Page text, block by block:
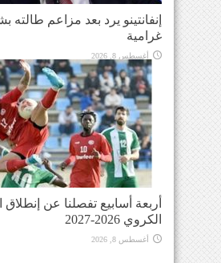
إنفانتينو يرد بعد مزاعم طالته
غرامية
أغسطس 8, 2026
أربعة أسابيع تفصلنا عن
الكروي 2026-2027
أغسطس 8, 2026